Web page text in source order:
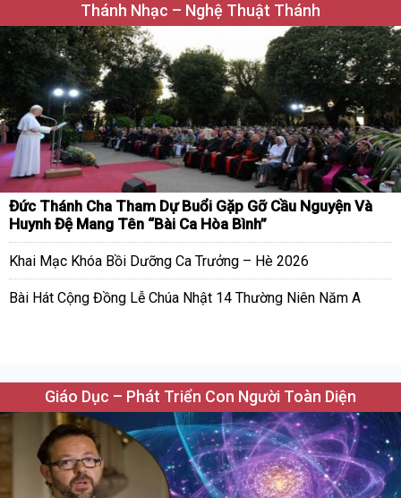
Thánh Nhạc – Nghệ Thuật Thánh
Đức Thánh Cha Tham Dự Buổi Gặp Gỡ Cầu Nguyện Và
Huynh Đệ Mang Tên “Bài Ca Hòa Bình”
Khai Mạc Khóa Bồi Dưỡng Ca Trưởng – Hè 2026
Bài Hát Cộng Đồng Lễ Chúa Nhật 14 Thường Niên Năm A
Giáo Dục – Phát Triển Con Người Toàn Diện